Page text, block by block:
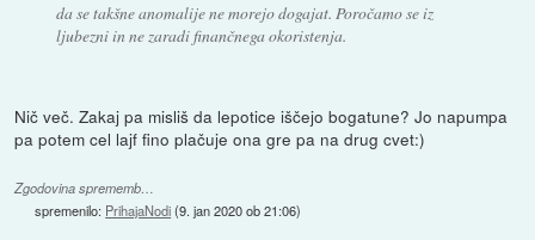
da se takšne anomalije ne morejo dogajat. Poročamo se iz
ljubezni in ne zaradi finančnega okoristenja.
Nič več. Zakaj pa misliš da lepotice iščejo bogatune? Jo napumpa
pa potem cel lajf fino plačuje ona gre pa na drug cvet:)
Zgodovina sprememb…
spremenilo: PrihajaNodi(9. jan 2020 ob 21:06)